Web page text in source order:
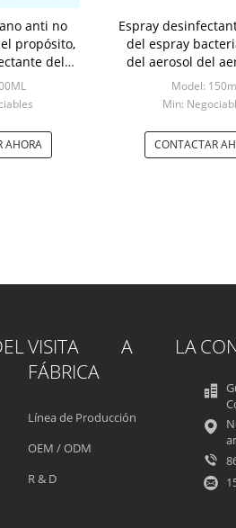
anti no
propósito,
del
del 75%
AHORA
Espray
del espray
del aerosol del
alcohol del
Model:
Min:
CONTACTAR
VISITA A LA
FÁBRICA
Línea de Producción
OEM / ODM
R & D